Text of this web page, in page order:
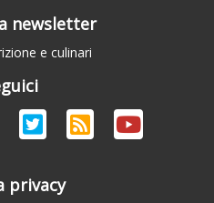
newsletter
e culinari
privacy